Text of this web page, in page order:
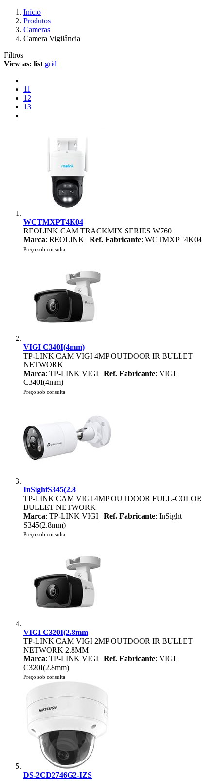
Início
Produtos
Cameras
Camera Vigilância
Filtros
View as: list grid
11
12
13
WCTMXPT4K04
REOLINK CAM TRACKMIX SERIES W760
Marca: REOLINK | Ref. Fabricante: WCTMXPT4K04
Preço sob consulta
VIGI C340I(4mm)
TP-LINK CAM VIGI 4MP OUTDOOR IR BULLET
NETWORK
Marca: TP-LINK VIGI | Ref. Fabricante: VIGI
C340I(4mm)
Preço sob consulta
InSightS345(2.8
TP-LINK CAM VIGI 4MP OUTDOOR FULL-COLOR
BULLET NETWORK
Marca: TP-LINK VIGI | Ref. Fabricante: InSight
S345(2.8mm)
Preço sob consulta
VIGI C320I(2.8mm
TP-LINK CAM VIGI 2MP OUTDOOR IR BULLET
NETWORK 2.8MM
Marca: TP-LINK VIGI | Ref. Fabricante: VIGI
C320I(2.8mm)
Preço sob consulta
DS-2CD2746G2-IZS